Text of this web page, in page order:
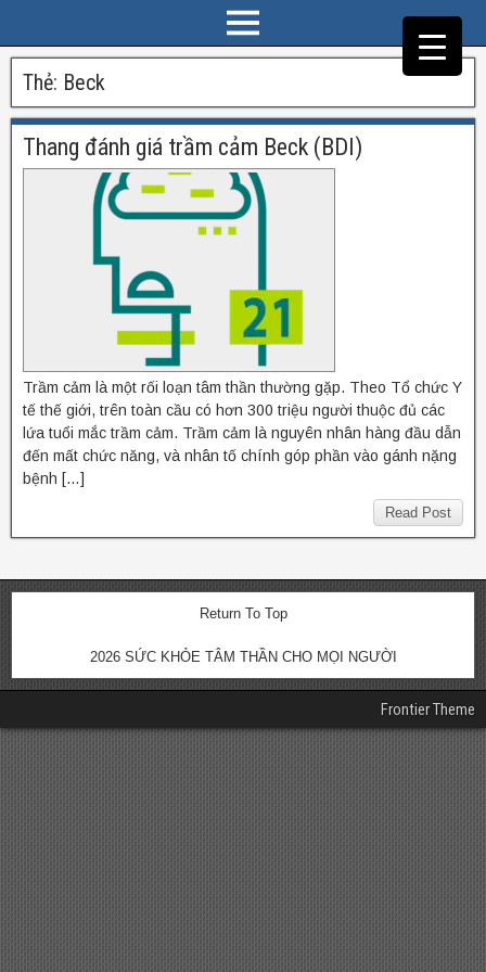
Thẻ: Beck
Thang đánh giá trầm cảm Beck (BDI)
Trầm cảm là một rối loạn tâm thần thường gặp. Theo Tổ chức Y
tế thế giới, trên toàn cầu có hơn 300 triệu người thuộc đủ các
lứa tuổi mắc trầm cảm. Trầm cảm là nguyên nhân hàng đầu dẫn
đến mất chức năng, và nhân tố chính góp phần vào gánh nặng
bệnh […]
Read Post
Return To Top
2026 SỨC KHỎE TÂM THẦN CHO MỌI NGƯỜI
Frontier Theme